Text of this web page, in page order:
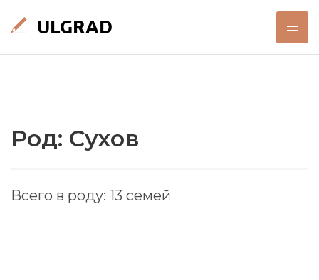
Род: Сухов
Всего в роду: 13 семей